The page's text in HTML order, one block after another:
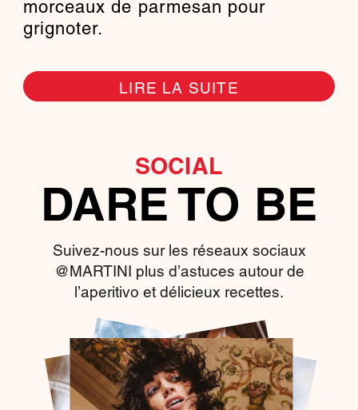
morceaux de parmesan pour
grignoter.
LIRE LA SUITE
SOCIAL
DARE TO BE
Suivez-nous sur les réseaux sociaux
@MARTINI plus d’astuces autour de
l’aperitivo et délicieux recettes.